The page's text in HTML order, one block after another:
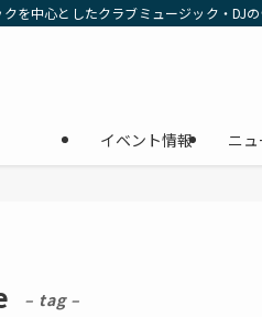
を中心としたクラブミュージック・DJ
イベント情報 ニ
– tag –